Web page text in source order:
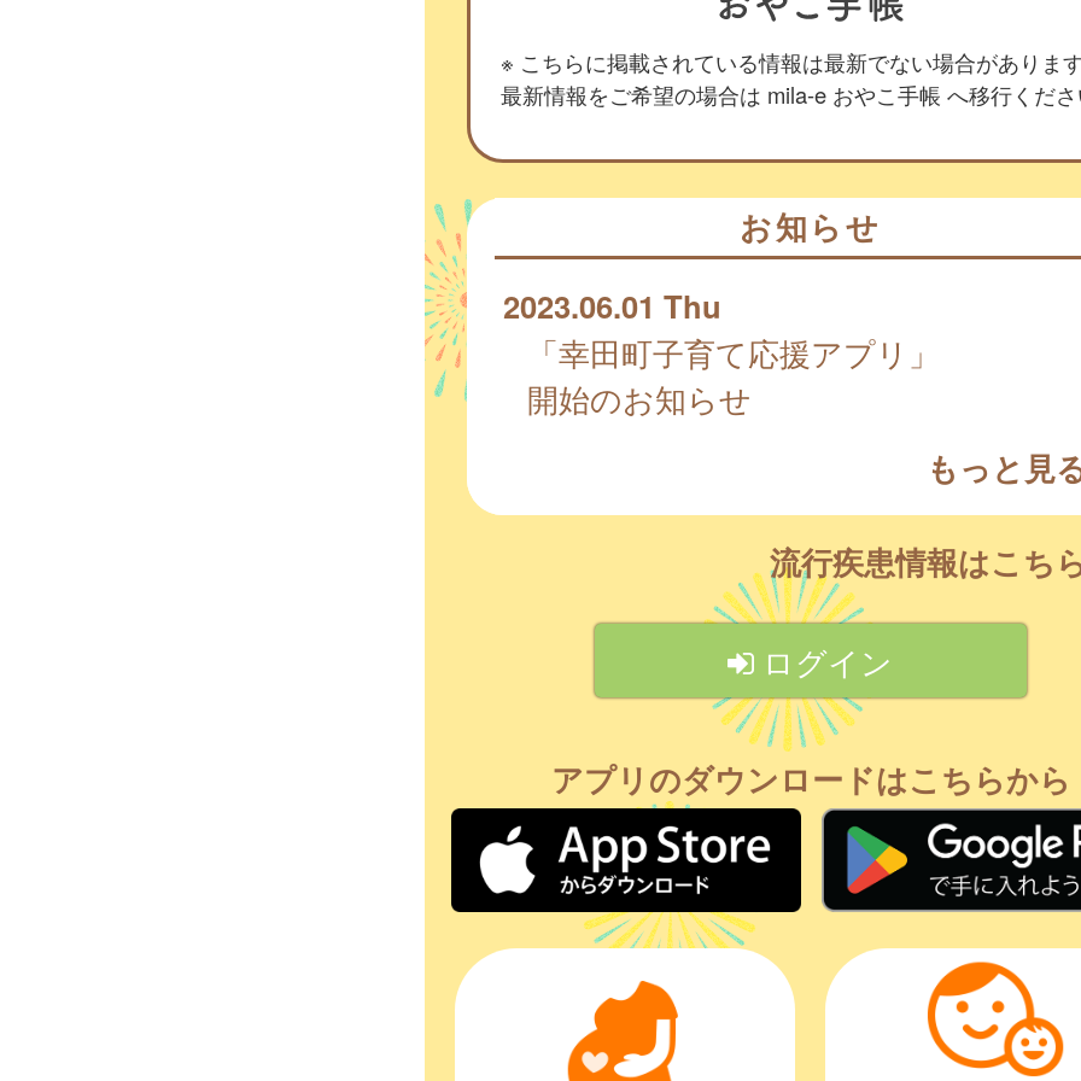
※ こちらに掲載されている情報は最新でない場合がありま
最新情報をご希望の場合は mila-e おやこ手帳 へ移行くだ
お知らせ
2023.06.01 Thu
「幸田町子育て応援アプリ」
開始のお知らせ
もっと見
流行疾患情報はこち
ログイン
アプリのダウンロードはこちらから